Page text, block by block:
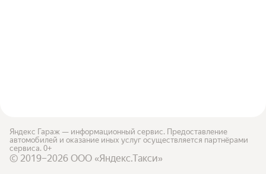
Яндекс Гараж — информационный сервис. Предоставление
автомобилей и оказание иных услуг осуществляется партнёрами
сервиса. 0+
© 2019–2026 ООО «Яндекс.Такси»